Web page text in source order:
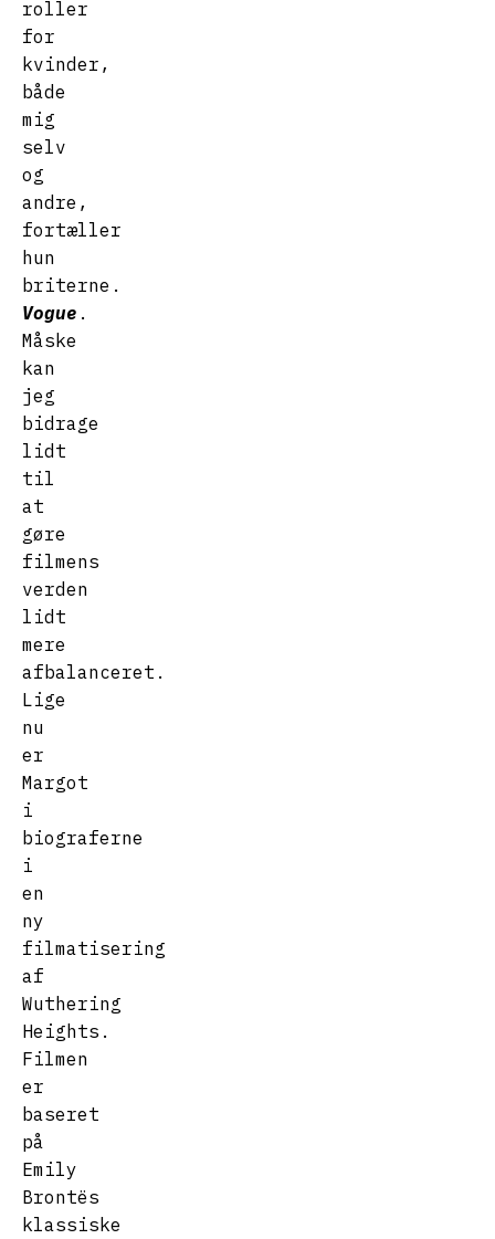
roller
for
kvinder,
både
mig
selv
og
andre,
fortæller
hun
briterne.
Vogue .
Måske
kan
jeg
bidrage
lidt
til
at
gøre
filmens
verden
lidt
mere
afbalanceret.
Lige
nu
er
Margot
i
biograferne
i
en
ny
filmatisering
af
Wuthering
Heights.
Filmen
er
baseret
på
Emily
Brontës
klassiske